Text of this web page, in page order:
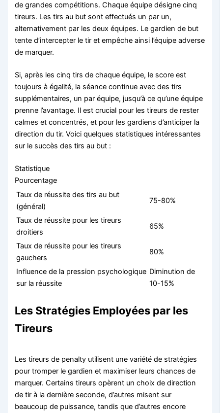
de grandes compétitions. Chaque équipe désigne cinq
tireurs. Les tirs au but sont effectués un par un,
alternativement par les deux équipes. Le gardien de but
tente d’intercepter le tir et empêche ainsi l’équipe adverse
de marquer.
Si, après les cinq tirs de chaque équipe, le score est
toujours à égalité, la séance continue avec des tirs
supplémentaires, un par équipe, jusqu’à ce qu’une équipe
prenne l’avantage. Il est crucial pour les tireurs de rester
calmes et concentrés, et pour les gardiens d’anticiper la
direction du tir. Voici quelques statistiques intéressantes
sur le succès des tirs au but :
Statistique
Pourcentage
Taux de réussite des tirs au but
(général)
75-80%
Taux de réussite pour les tireurs
droitiers
65%
Taux de réussite pour les tireurs
gauchers
80%
Influence de la pression psychologique
sur la réussite
Diminution de
10-15%
Les Stratégies Employées par les
Tireurs
Les tireurs de penalty utilisent une variété de stratégies
pour tromper le gardien et maximiser leurs chances de
marquer. Certains tireurs opèrent un choix de direction
de tir à la dernière seconde, d’autres misent sur
beaucoup de puissance, tandis que d’autres encore